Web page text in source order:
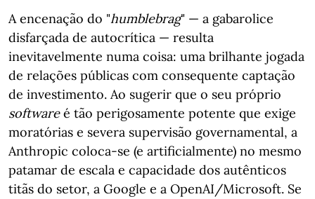
A encenação do "humblebrag" — a gabarolice
disfarçada de autocrítica — resulta
inevitavelmente numa coisa: uma brilhante jogada
de relações públicas com consequente captação
de investimento. Ao sugerir que o seu próprio
softwareé tão perigosamente potente que exige
moratórias e severa supervisão governamental, a
Anthropic coloca-se (e artificialmente) no mesmo
patamar de escala e capacidade dos autênticos
titãs do setor, a Google e a OpenAI/Microsoft. Se